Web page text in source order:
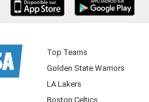
Top Teams
Golden State Warriors
LA Lakers
Boston Celtics